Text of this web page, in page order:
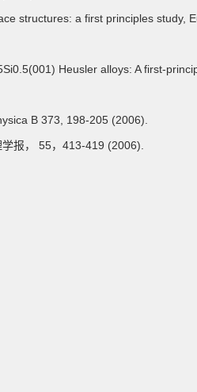
structures: a first principles study,
Heusler alloys: A first-
B 373, 198-205 (2006).
报， 55，413-419 (2006).